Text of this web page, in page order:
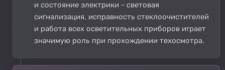
и состояние электрики - световая
сигнализация, исправность стеклоочистителей
и работа всех осветительных приборов играет
значимую роль при прохождении техосмотра.